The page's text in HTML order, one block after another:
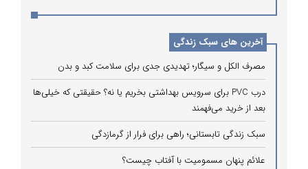
آخرین های سبک زندگی
مصرف الکل و سیگار؛ تهدیدی جدی برای سلامت کبد و بدن
درب PVC برای سرویس بهداشتی بخریم یا نه؟ حقیقتی که خیلی‌ها
بعد از خرید می‌فهمند
سبک زندگی تابستانی؛ راهی برای فرار از گرمازدگی
علائم پنهان مسمومیت با آفتاب چیست؟